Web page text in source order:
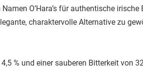
O’Hara’s für authentische irische
charaktervolle Alternative zu
% und einer sauberen Bitterkeit von